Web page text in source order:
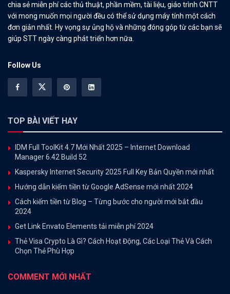
chia sẻ miễn phí các thủ thuật, phần mềm, tài liệu, giáo trình CNTT
với mong muốn mọi người đều có thể sử dụng máy tính một cách
đơn giản nhất. Hy vọng sự ủng hộ và những đóng góp từ các bạn sẽ
giúp STT ngày càng phát triển hơn nữa.
Follow Us
TOP BÀI VIẾT HAY
IDM Full ToolKit 4.7 Mới Nhất 2025 – Internet Download
Manager 6.42 Build 52
Kaspersky Internet Security 2025 Full Key Bản Quyền mới nhất
Hướng dẫn kiếm tiền từ Google AdSense mới nhất 2024
Cách kiếm tiền từ Blog – Từng bước cho người mới bắt đầu
2024
Get Link Envato Elements tải miễn phí 2024
Thẻ Visa Crypto Là Gì? Cách Hoạt Động, Các Loại Thẻ Và Cách
Chọn Thẻ Phù Hợp
COMMENT MỚI NHẤT